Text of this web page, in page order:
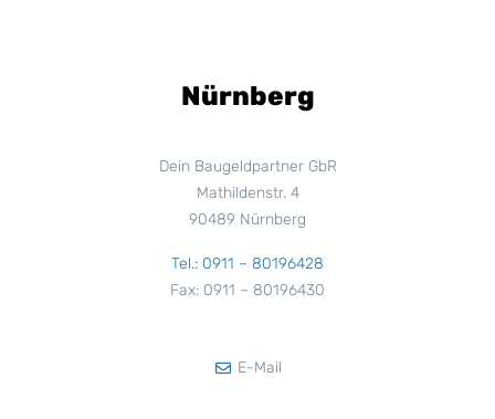
Nürnberg
Dein Baugeldpartner GbR
Mathildenstr. 4
90489 Nürnberg
Tel.: 0911 – 80196428
Fax: 0911 – 80196430
E-Mail